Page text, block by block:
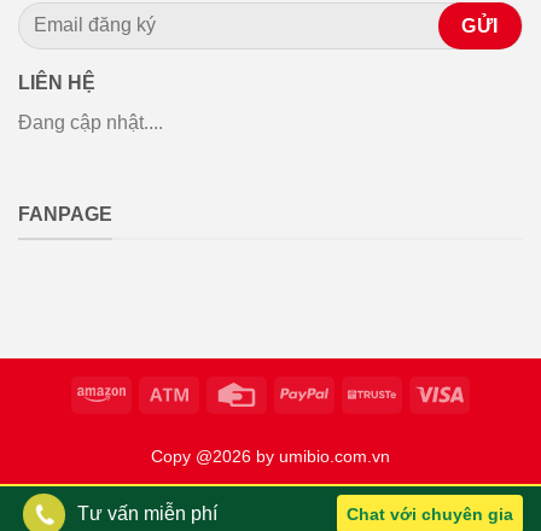
LIÊN HỆ
Đang cập nhật....
FANPAGE
Copy @2026 by umibio.com.vn
Tư vấn miễn phí Chat với chuyên gia